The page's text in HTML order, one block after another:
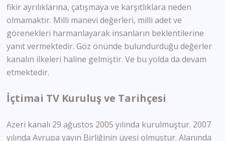
fikir ayrılıklarına, çatışmaya ve karşıtlıklara neden
olmamaktır. Milli manevi değerleri, milli adet ve
görenekleri harmanlayarak insanların beklentilerine
yanıt vermektedir. Göz önünde bulundurduğu değerler
kanalın ilkeleri haline gelmiştir. Ve bu yolda da devam
etmektedir.
İçtimai TV Kuruluş ve Tarihçesi
Azeri kanalı 29 ağustos 2005 yılında kurulmuştur. 2007
yılında Avrupa yayın Birliğinin üyesi olmuştur. Alanında